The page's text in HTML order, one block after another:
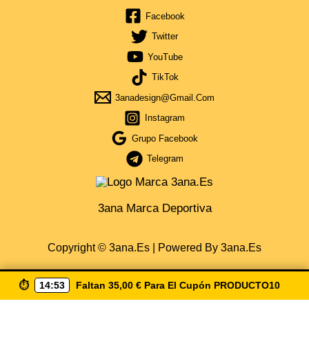
Facebook
Twitter
YouTube
TikTok
3anadesign@gmail.com
Instagram
Grupo Facebook
Telegram
3ana Marca Deportiva
Copyright © 3ana.es | Powered By 3ana.es
⏱️ 14:52 Faltan 35,00 € Para El Cupón PRODUCTO10